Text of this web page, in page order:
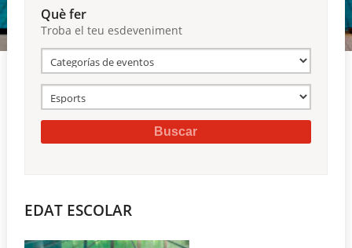
Reserves
Què fer
Troba el teu esdeveniment
EDAT ESCOLAR